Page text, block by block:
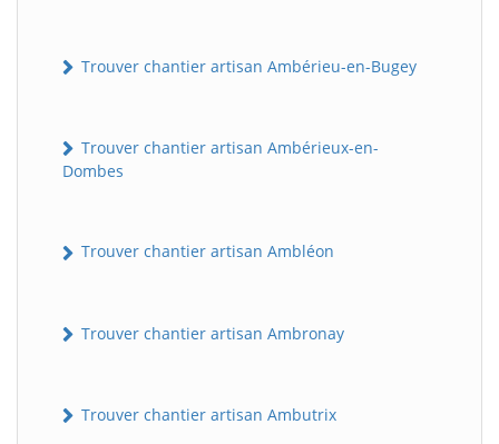
Trouver chantier artisan Ambérieu-en-Bugey
Trouver chantier artisan Ambérieux-en-
Dombes
Trouver chantier artisan Ambléon
Trouver chantier artisan Ambronay
Trouver chantier artisan Ambutrix